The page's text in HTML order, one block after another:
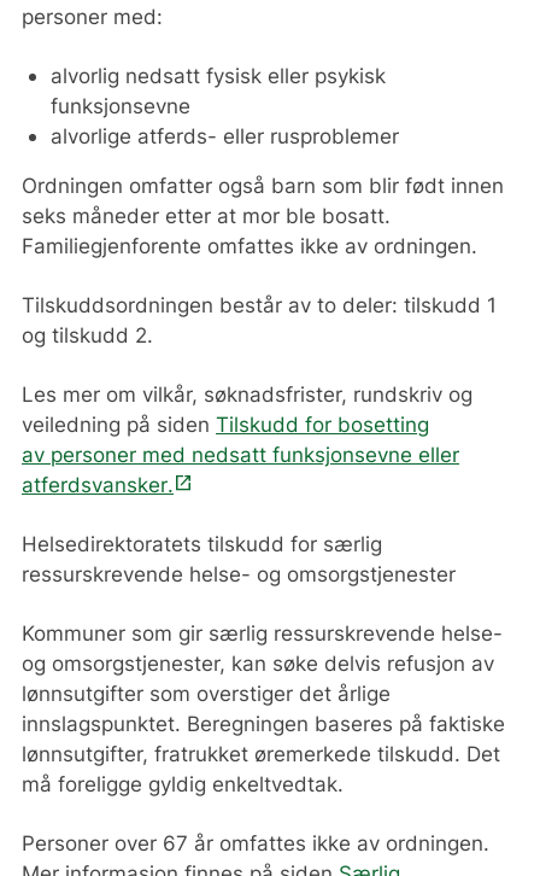
personer med:
alvorlig nedsatt fysisk eller psykisk
funksjonsevne
alvorlige atferds- eller rusproblemer
Ordningen omfatter også barn som blir født innen
seks måneder etter at mor ble bosatt.
Familiegjenforente omfattes ikke av ordningen.
Tilskuddsordningen består av to deler: tilskudd 1
og tilskudd 2.
Les mer om vilkår, søknadsfrister, rundskriv og
veiledning på siden Tilskudd for bosetting
av personer med nedsatt funksjonsevne eller
atferdsvansker.open_in_new
Helsedirektoratets tilskudd for særlig
ressurskrevende helse- og omsorgstjenester
Kommuner som gir særlig ressurskrevende helse-
og omsorgstjenester, kan søke delvis refusjon av
lønnsutgifter som overstiger det årlige
innslagspunktet. Beregningen baseres på faktiske
lønnsutgifter, fratrukket øremerkede tilskudd. Det
må foreligge gyldig enkeltvedtak.
Personer over 67 år omfattes ikke av ordningen.